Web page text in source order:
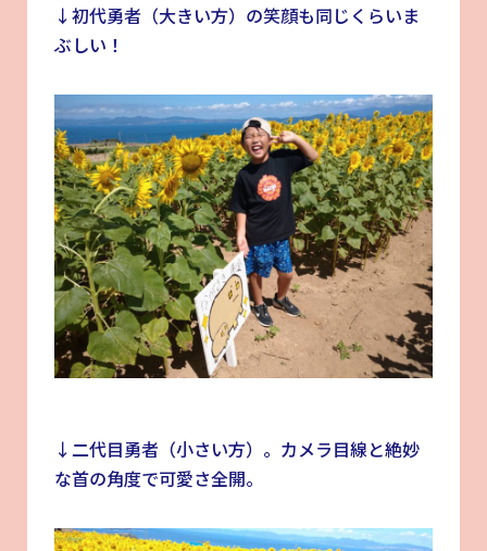
↓初代勇者（大きい方）の笑顔も同じくらいま
ぶしい！
↓二代目勇者（小さい方）。カメラ目線と絶妙
な首の角度で可愛さ全開。